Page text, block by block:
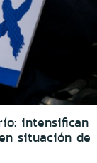
intensifican
situación de